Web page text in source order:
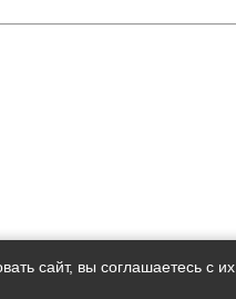
сайт, вы соглашаетесь с их